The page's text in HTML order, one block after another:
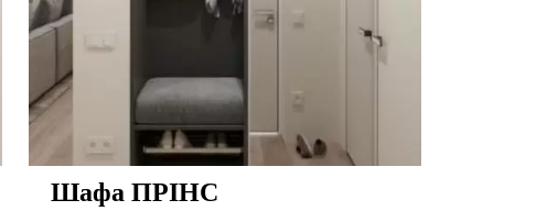
Шафа ПРІНС